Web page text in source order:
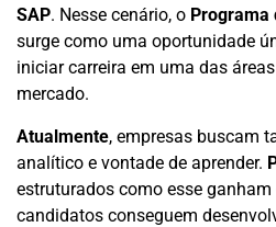
SAP. Nesse cenário, o Programa
surge como uma oportunidade
iniciar carreira em uma das
mercado.
Atualmente, empresas buscam
analítico e vontade de aprender.
estruturados como esse ganham
candidatos conseguem